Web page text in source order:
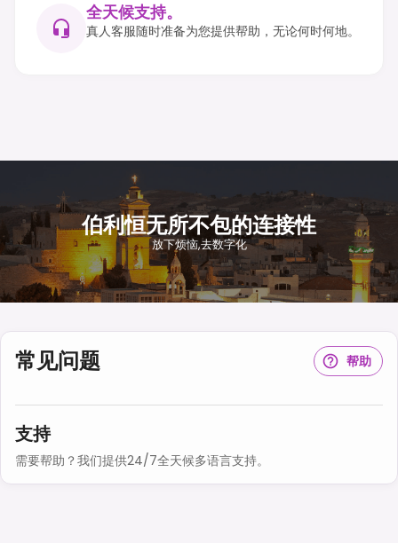
全天候支持。
真人客服随时准备为您提供帮助，无论何时何地。
伯利恒无所不包的连接性
放下烦恼,去数字化
常见问题 帮助
支持
需要帮助？我们提供24/7全天候多语言支持。